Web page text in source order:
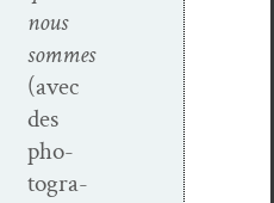
nous
sommes
(avec
des
pho­
togra­